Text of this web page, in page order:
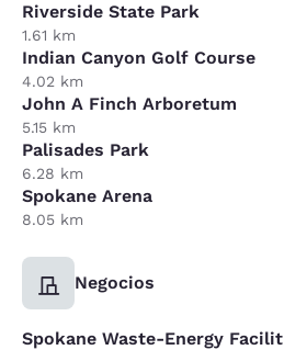
Riverside State Park
1.61 km
Indian Canyon Golf Course
4.02 km
John A Finch Arboretum
5.15 km
Palisades Park
6.28 km
Spokane Arena
8.05 km
Negocios
Spokane Waste-Energy Facilit